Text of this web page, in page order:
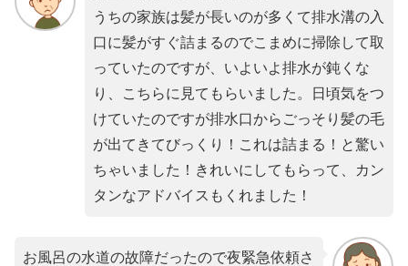
うちの家族は髪が長いのが多くて排水溝の入
口に髪がすぐ詰まるのでこまめに掃除して取
っていたのですが、いよいよ排水が鈍くな
り、こちらに見てもらいました。日頃気をつ
けていたのですが排水口からごっそり髪の毛
が出てきてびっくり！これは詰まる！と驚い
ちゃいました！きれいにしてもらって、カン
タンなアドバイスもくれました！
お風呂の水道の故障だったので夜緊急依頼さ